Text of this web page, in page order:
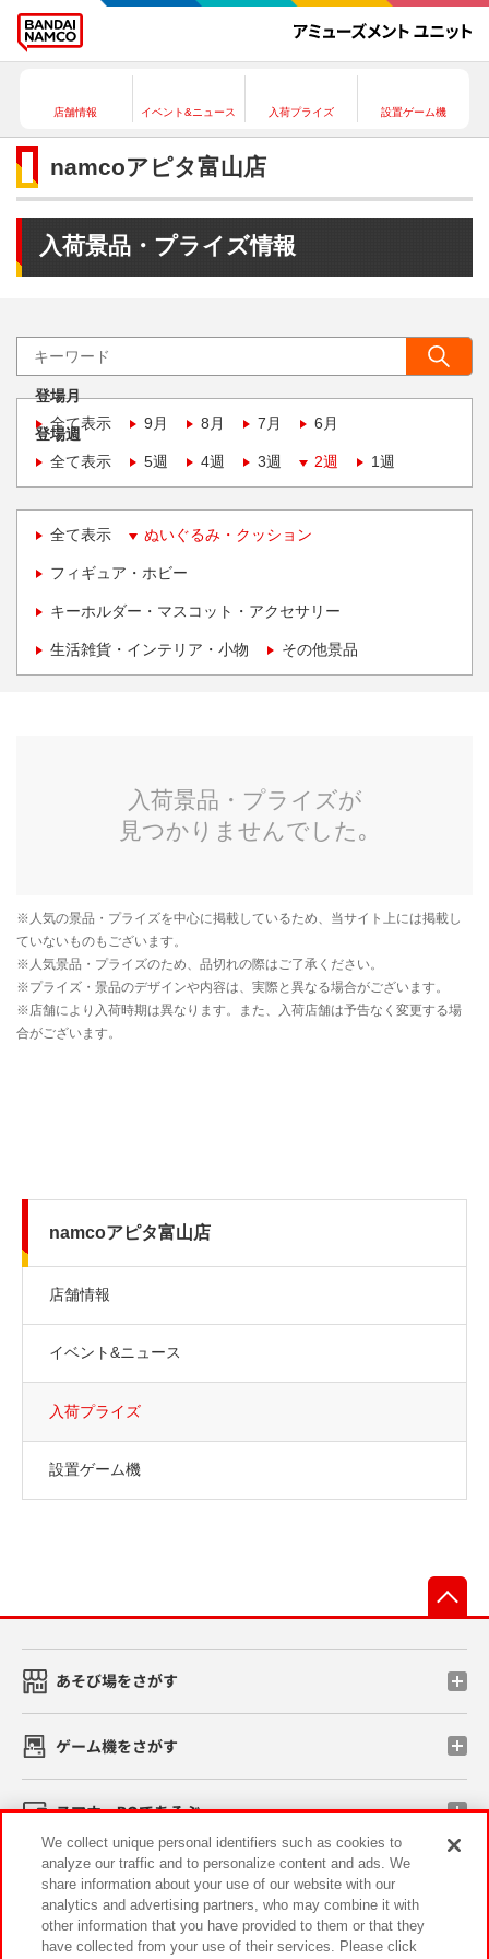
店舗情報 イベント&ニュース 入荷プライズ 設置ゲーム機
namcoアピタ富山店
入荷景品・プライズ情報
登場月
全て表示
9月 8月 7月 6月
登場週
全て表示
5週 4週 3週 2週 1週
全て表示 ぬいぐるみ・クッション
フィギュア・ホビー
キーホルダー・マスコット・アクセサリー
生活雑貨・インテリア・小物 その他景品
namcoアピタ富山店
店舗情報
イベント&ニュース
入荷プライズ
設置ゲーム機
あそび場をさがす
ゲーム機をさがす
スマホ・PCであそぶ
イベント・キャンペーン
We collect unique personal identifiers such as cookies to
analyze our traffic and to personalize content and ads. We
share information about your use of our website with our
analytics and advertising partners, who may combine it with
other information that you have provided to them or that they
have collected from your use of their services. Please click